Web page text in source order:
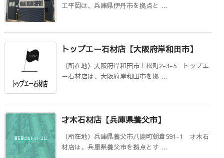
工平岡は、兵庫県伊丹市を拠点と ...
トップエー石材店【大阪府岸和田市】
（所在地）大阪府岸和田市上松町2-3-5 トップエ
ー石材店は、大阪府岸和田市を拠 ...
才木石材店【兵庫県養父市】
（所在地）兵庫県養父市八鹿町朝倉591-1 才木石
材店は、兵庫県養父市を拠点とす ...